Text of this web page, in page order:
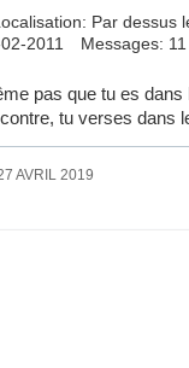
Par dessus
2011
Messages:
pas que tu es dans
tu verses dans
AVRIL 2019